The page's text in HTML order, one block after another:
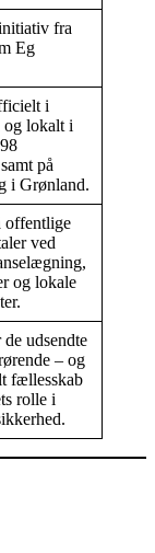
fra
Eg
i
og lokalt i
på
i Grønland.
offentlige
ved
og lokale
udsendte
– og
fællesskab
rolle i